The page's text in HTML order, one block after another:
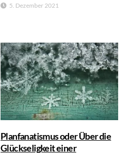
5. Dezember 2021
Planfanatismus oder Über die
Glückseligkeit einer